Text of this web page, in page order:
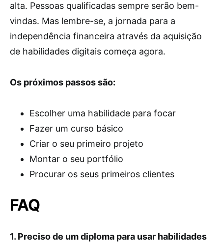
alta. Pessoas qualificadas sempre serão bem-
vindas. Mas lembre-se, a jornada para a
independência financeira através da aquisição
de habilidades digitais começa agora.
Os próximos passos são:
Escolher uma habilidade para focar
Fazer um curso básico
Criar o seu primeiro projeto
Montar o seu portfólio
Procurar os seus primeiros clientes
FAQ
1. Preciso de um diploma para usar habilidades